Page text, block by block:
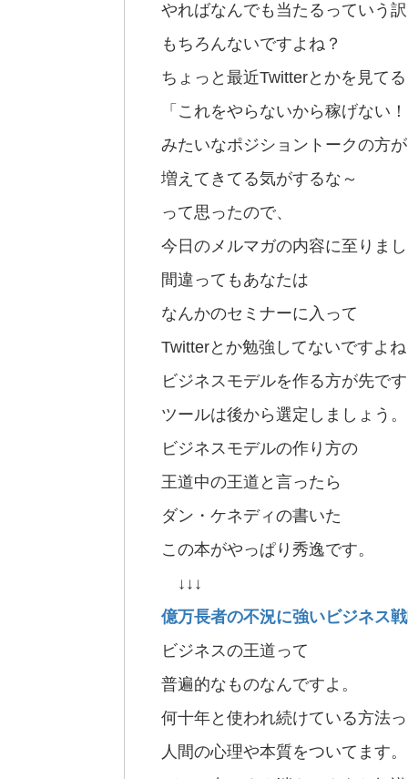
やればなんでも当たるっていう
もちろんないですよね？
ちょっと最近Twitterとかを見てる
「これをやらないから稼げない！
みたいなポジショントークの方が
増えてきてる気がするな～
って思ったので、
今日のメルマガの内容に至りま
間違ってもあなたは
なんかのセミナーに入って
Twitterとか勉強してないですよね
ビジネスモデルを作る方が先です
ツールは後から選定しましょう。
ビジネスモデルの作り方の
王道中の王道と言ったら
ダン・ケネディの書いた
この本がやっぱり秀逸です。
↓↓↓
億万長者の不況に強いビジネス
ビジネスの王道って
普遍的なものなんですよ。
何十年と使われ続けている方法
人間の心理や本質をついてます。